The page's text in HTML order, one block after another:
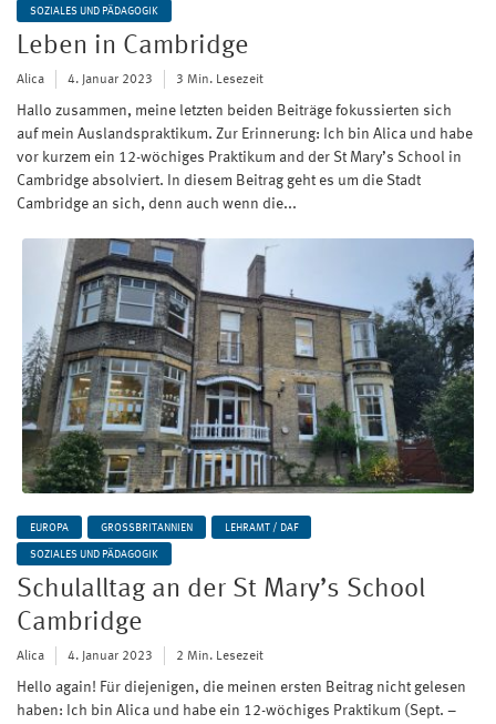
SOZIALES UND PÄDAGOGIK
Leben in Cambridge
Alica 4. Januar 2023 3 Min. Lesezeit
Hallo zusammen, meine letzten beiden Beiträge fokussierten sich
auf mein Auslandspraktikum. Zur Erinnerung: Ich bin Alica und habe
vor kurzem ein 12-wöchiges Praktikum and der St Mary’s School in
Cambridge absolviert. In diesem Beitrag geht es um die Stadt
Cambridge an sich, denn auch wenn die...
EUROPA GROSSBRITANNIEN LEHRAMT / DAF
SOZIALES UND PÄDAGOGIK
Schulalltag an der St Mary’s School
Cambridge
Alica 4. Januar 2023 2 Min. Lesezeit
Hello again! Für diejenigen, die meinen ersten Beitrag nicht gelesen
haben: Ich bin Alica und habe ein 12-wöchiges Praktikum (Sept. –